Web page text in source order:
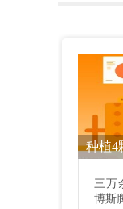
三万
博斯